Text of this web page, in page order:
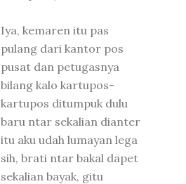
Iya, kemaren itu pas
pulang dari kantor pos
pusat dan petugasnya
bilang kalo kartupos-
kartupos ditumpuk dulu
baru ntar sekalian dianter
itu aku udah lumayan lega
sih, brati ntar bakal dapet
sekalian bayak, gitu